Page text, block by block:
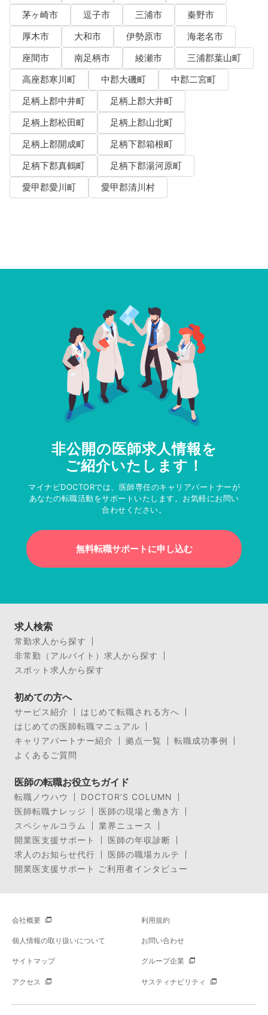
茅ヶ崎市
逗子市 三浦市
秦野市
厚木市
大和市 伊勢原市
海老名市
座間市
南足柄市 綾瀬市
三浦郡葉山町
高座郡寒川町
中郡大磯町
中郡二宮町
足柄上郡中井町
足柄上郡大井町
足柄上郡松田町
足柄上郡山北町
足柄上郡開成町
足柄下郡箱根町
足柄下郡真鶴町
足柄下郡湯河原町
愛甲郡愛川町
愛甲郡清川村
非公開の医師求人情報を
ご紹介いたします！
マイナビDOCTORでは、医師専任のキャリアパートナーが
あなたの転職活動をサポートいたします。お気軽にお問い
合わせください。
無料転職サポートに申し込む
求人検索
常勤求人から探す
非常勤（アルバイト）求人から探す
スポット求人から探す
初めての方へ
サービス紹介
はじめて転職される方へ
はじめての医師転職マニュアル
キャリアパートナー紹介
拠点一覧
転職成功事例
よくあるご質問
医師の転職お役立ちガイド
転職ノウハウ
DOCTOR’S COLUMN
医師転職ナレッジ
医師の現場と働き方
スペシャルコラム
業界ニュース
開業医支援サポート
医師の年収診断
求人のお知らせ代行
医師の職場カルテ
開業医支援サポート ご利用者インタビュー
会社概要 利用規約
個人情報の取り扱いについて お問い合わせ
サイトマップ グループ企業
アクセス サスティナビリティ